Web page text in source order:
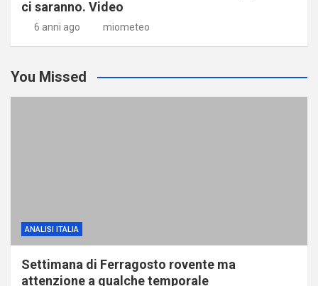
ci saranno. Video
6 anni ago miometeo
You Missed
ANALISI ITALIA
Settimana di Ferragosto rovente ma
attenzione a qualche temporale